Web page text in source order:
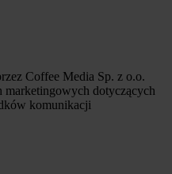
Coffee Media Sp. z o.o.
marketingowych dotyczących
komunikacji